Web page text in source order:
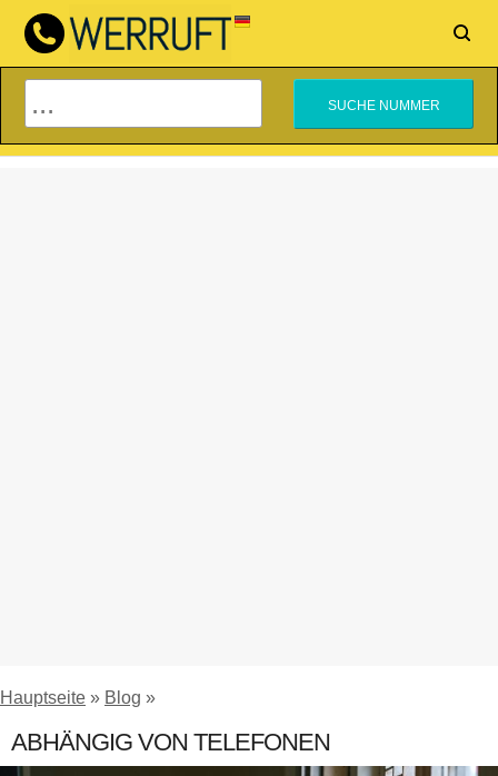
Hauptseite » Blog »
ABHÄNGIG VON TELEFONEN